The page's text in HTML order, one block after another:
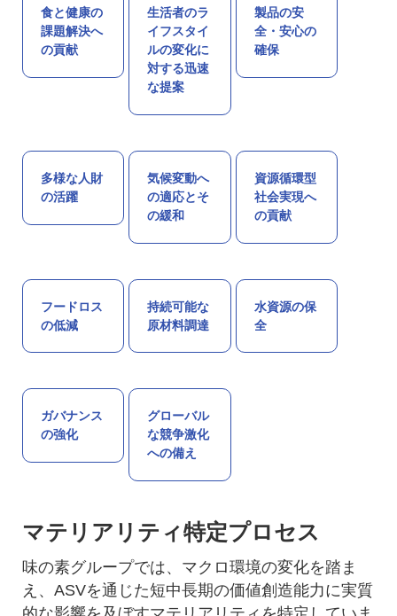
食と健康の
課題解決へ
の貢献
生活者のラ
イフスタイ
ルの変化に
対する迅速
な提案
製品の安
全・安心の
確保
多様な人財
の活躍
気候変動へ
の適応とそ
の緩和
資源循環型
社会実現へ
の貢献
フードロス
の低減
持続可能な
原材料調達
水資源の保
全
ガバナンス
の強化
グローバル
な競争激化
への備え
マテリアリティ特定プロセス
味の素グループでは、マクロ環境の変化を踏ま
え、ASVを通じた短中長期の価値創造能力に実質